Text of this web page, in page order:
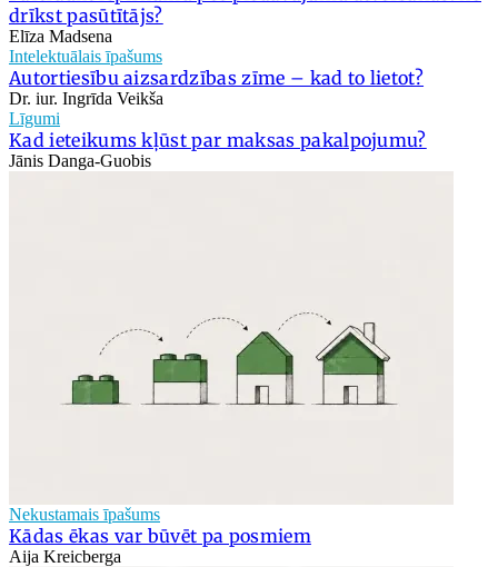
drīkst pasūtītājs?
Elīza Madsena
Intelektuālais īpašums
Autortiesību aizsardzības zīme – kad to lietot?
Dr. iur. Ingrīda Veikša
Līgumi
Kad ieteikums kļūst par maksas pakalpojumu?
Jānis Danga-Guobis
Nekustamais īpašums
Kādas ēkas var būvēt pa posmiem
Aija Kreicberga